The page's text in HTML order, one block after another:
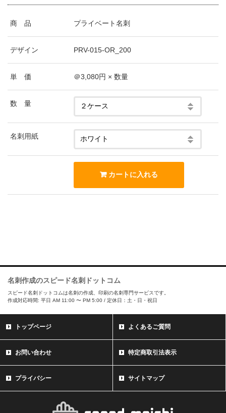
商 品 プライベート名刺
デザイン PRV-015-OR_200
単 価 ＠3,080円 × 数量
数 量
名刺用紙
名刺作成のスピード名刺ドットコム
スピード名刺ドットコムは名刺の作成、印刷の名刺専門サービスです。
作成対応時間: 平日 AM 11:00 〜 PM 5:00 / 定休日：土・日・祝日
トップページ よくあるご質問
お問い合わせ 特定商取引法表示
プライバシー サイトマップ